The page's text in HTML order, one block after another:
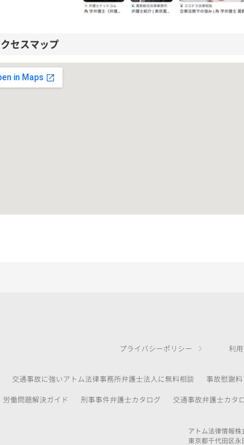
セスマップ
プライバシーポリシー 利
交通事故に強いアトム法律事務所弁護士法人に無料相談 事故慰謝料
労働問題解決ガイド 刑事事件弁護士カタログ 交通事故弁護士カタ
アトム法律情報
東京都千代田区永